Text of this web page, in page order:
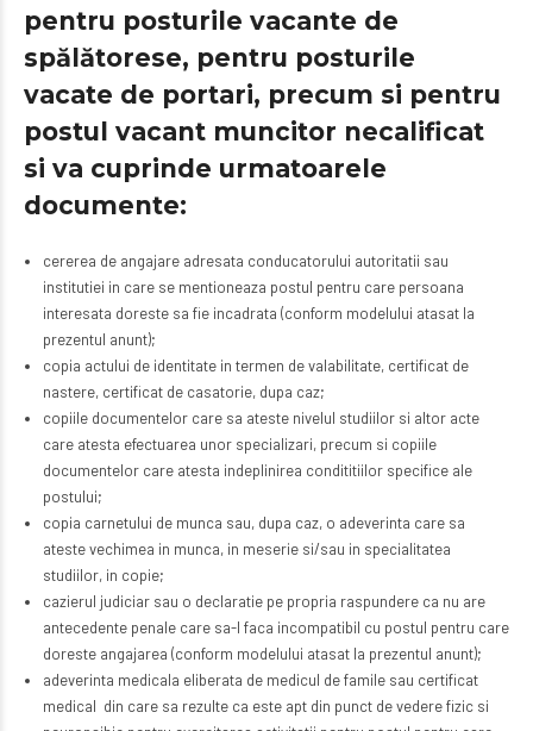
pentru posturile vacante de
spălătorese, pentru posturile
vacate de portari, precum si pentru
postul vacant muncitor necalificat
si va cuprinde urmatoarele
documente:
cererea de angajare adresata conducatorului autoritatii sau
institutiei in care se mentioneaza postul pentru care persoana
interesata doreste sa fie incadrata (conform modelului atasat la
prezentul anunt);
copia actului de identitate in termen de valabilitate, certificat de
nastere, certificat de casatorie, dupa caz;
copiile documentelor care sa ateste nivelul studiilor si altor acte
care atesta efectuarea unor specializari, precum si copiile
documentelor care atesta indeplinirea condititiilor specifice ale
postului;
copia carnetului de munca sau, dupa caz, o adeverinta care sa
ateste vechimea in munca, in meserie si/sau in specialitatea
studiilor, in copie;
cazierul judiciar sau o declaratie pe propria raspundere ca nu are
antecedente penale care sa-l faca incompatibil cu postul pentru care
doreste angajarea (conform modelului atasat la prezentul anunt);
adeverinta medicala eliberata de medicul de famile sau certificat
medical din care sa rezulte ca este apt din punct de vedere fizic si